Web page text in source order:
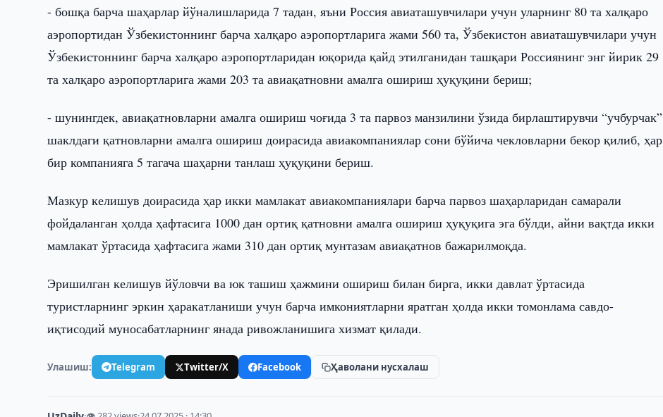
- бошқа барча шаҳарлар йўналишларида 7 тадан, яъни Россия авиаташувчилари учун уларнинг 80 та халқаро
аэропортидан Ўзбекистоннинг барча халқаро аэропортларига жами 560 та, Ўзбекистон авиаташувчилари учун
Ўзбекистоннинг барча халқаро аэропортларидан юқорида қайд этилганидан ташқари Россиянинг энг йирик 29
та халқаро аэропортларига жами 203 та авиақатновни амалга ошириш ҳуқуқини бериш;
- шунингдек, авиақатновларни амалга ошириш чоғида 3 та парвоз манзилини ўзида бирлаштирувчи “учбурчак”
шаклдаги қатновларни амалга ошириш доирасида авиакомпаниялар сони бўйича чекловларни бекор қилиб, ҳар
бир компанияга 5 тагача шаҳарни танлаш ҳуқуқини бериш.
Мазкур келишув доирасида ҳар икки мамлакат авиакомпаниялари барча парвоз шаҳарларидан самарали
фойдаланган ҳолда ҳафтасига 1000 дан ортиқ қатновни амалга ошириш ҳуқуқига эга бўлди, айни вақтда икки
мамлакат ўртасида ҳафтасига жами 310 дан ортиқ мунтазам авиақатнов бажарилмоқда.
Эришилган келишув йўловчи ва юк ташиш ҳажмини ошириш билан бирга, икки давлат ўртасида
туристларнинг эркин ҳаракатланиши учун барча имкониятларни яратган ҳолда икки томонлама савдо-
иқтисодий муносабатларнинг янада ривожланишига хизмат қилади.
Улашиш: Telegram Twitter/X Facebook Ҳаволани нусхалаш